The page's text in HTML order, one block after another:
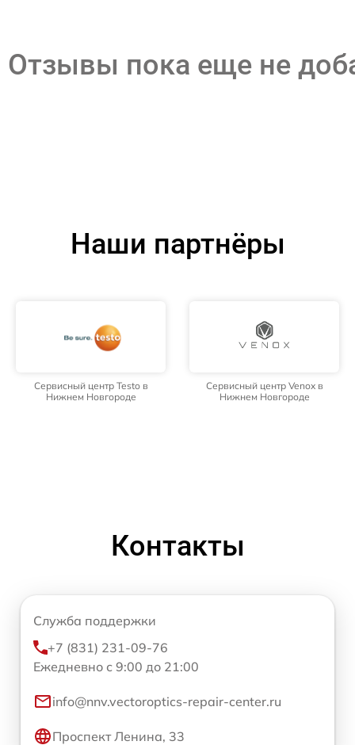
Отзывы пока еще не
Наши партнёры
Сервисный центр Testo в
Нижнем Новгороде
Сервисный центр Venox в
Нижнем Новгороде
Контакты
Служба поддержки
+7 (831) 231-09-76
Ежедневно с 9:00 до 21:00
info@nnv.vectoroptics-repair-center.ru
Проспект Ленина, 33